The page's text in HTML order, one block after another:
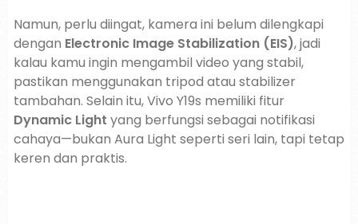
Namun, perlu diingat, kamera ini belum dilengkapi
dengan Electronic Image Stabilization (EIS), jadi
kalau kamu ingin mengambil video yang stabil,
pastikan menggunakan tripod atau stabilizer
tambahan. Selain itu, Vivo Y19s memiliki fitur
Dynamic Light yang berfungsi sebagai notifikasi
cahaya—bukan Aura Light seperti seri lain, tapi tetap
keren dan praktis.